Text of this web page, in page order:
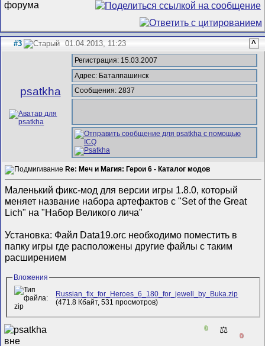
#3 01.04.2013, 11:23 ^
psatkha
Регистрация: 15.03.2007
Адрес: Баталпашинск
Сообщения: 2837
Re: Меч и Магия: Герои 6 - Каталог модов
Маленький фикс-мод для версии игры 1.8.0, который
меняет название набора артефактов с "Set of the Great
Lich" на "Набор Великого лича"
Установка: Файл Data19.orc необходимо поместить в
папку игры где расположены другие файлы с таким
расширением
Вложения
Russian_fix_for_Heroes_6_180_for_jewell_by_Buka.zip
(471.8 Кбайт, 531 просмотров)
0 ⚖️
0